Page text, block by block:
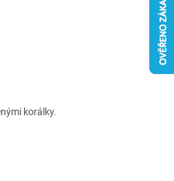
korálky.